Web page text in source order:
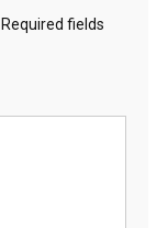
Required fields